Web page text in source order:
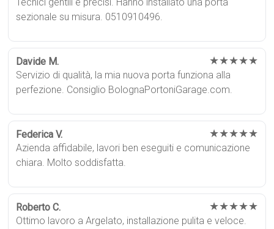
sezionale su misura. 0510910496.
Davide M. ★★★★★
Servizio di qualità, la mia nuova porta funziona alla
perfezione. Consiglio BolognaPortoniGarage.com.
Federica V. ★★★★★
Azienda affidabile, lavori ben eseguiti e comunicazione
chiara. Molto soddisfatta.
Roberto C. ★★★★★
Ottimo lavoro a Argelato, installazione pulita e veloce.